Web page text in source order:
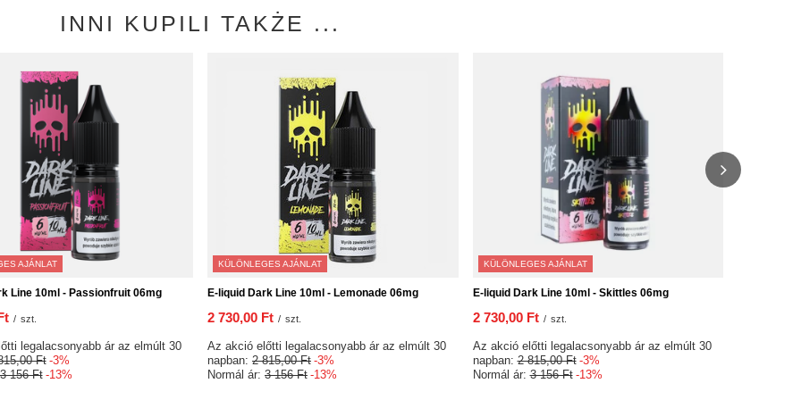
INNI KUPILI TAKŻE ...
AJÁNLAT
Line 10ml - Passionfruit 06mg
/ szt.
legalacsonyabb ár az elmúlt 30
Ft -3%
3 156 Ft -13%
KÜLÖNLEGES AJÁNLAT
E-liquid Dark Line 10ml - Lemonade 06mg
2 730,00 Ft / szt.
Az akció előtti legalacsonyabb ár az elmúlt 30
napban: 2 815,00 Ft -3%
Normál ár: 3 156 Ft -13%
KÜLÖNLEGES AJÁNLAT
E-liquid Dark Line 10ml - Skittles 06mg
2 730,00 Ft / szt.
Az akció előtti legalacsonyabb ár az elmúlt 30
napban:2 815,00 Ft -3%
Normál ár:3 156 Ft -13%